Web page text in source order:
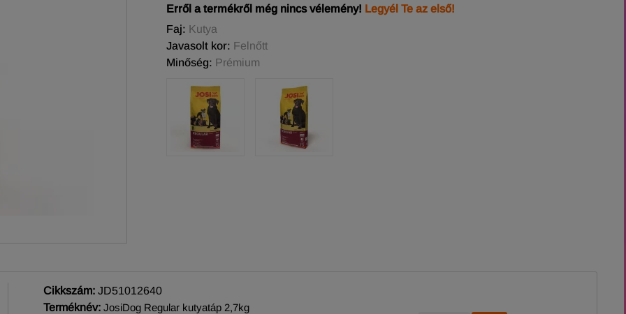
Erről a termékről még nincs vélemény! Legyél Te az első!
Faj: Kutya
Javasolt kor: Felnőtt
Minőség: Prémium
Cikkszám: JD51012640
Terméknév: JosiDog Regular kutyatáp 2,7kg